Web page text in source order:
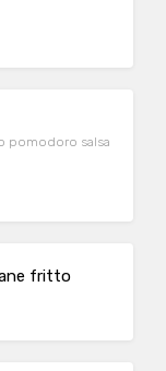
pomodoro salsa
fritto